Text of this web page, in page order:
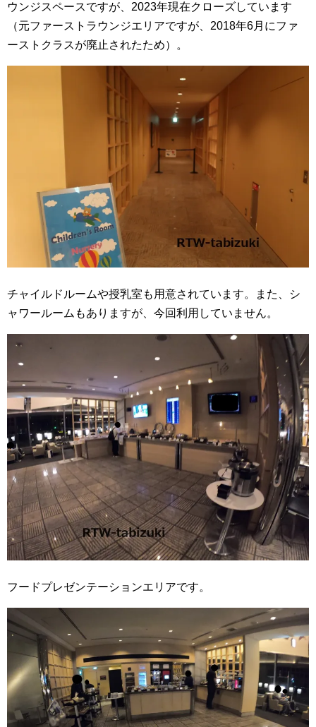
ウンジスペースですが、2023年現在クローズしています
（元ファーストラウンジエリアですが、2018年6月にファ
ーストクラスが廃止されたため）。
チャイルドルームや授乳室も用意されています。また、シ
ャワールームもありますが、今回利用していません。
フードプレゼンテーションエリアです。